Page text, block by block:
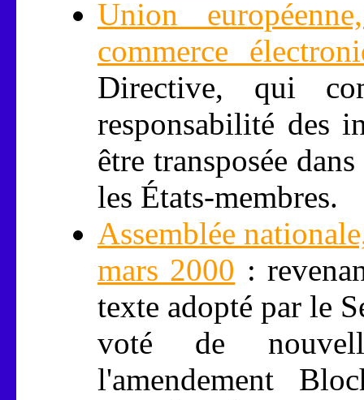
Union
commerce
Directive, qui
responsabilité des
être transposée
les États-membres.
Assemblée
mars 2000 :
texte adopté par le
voté de
l'amendement